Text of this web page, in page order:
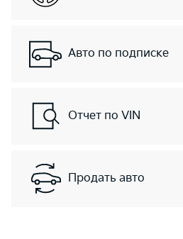
Авто по подписке
Отчет по VIN
Продать авто